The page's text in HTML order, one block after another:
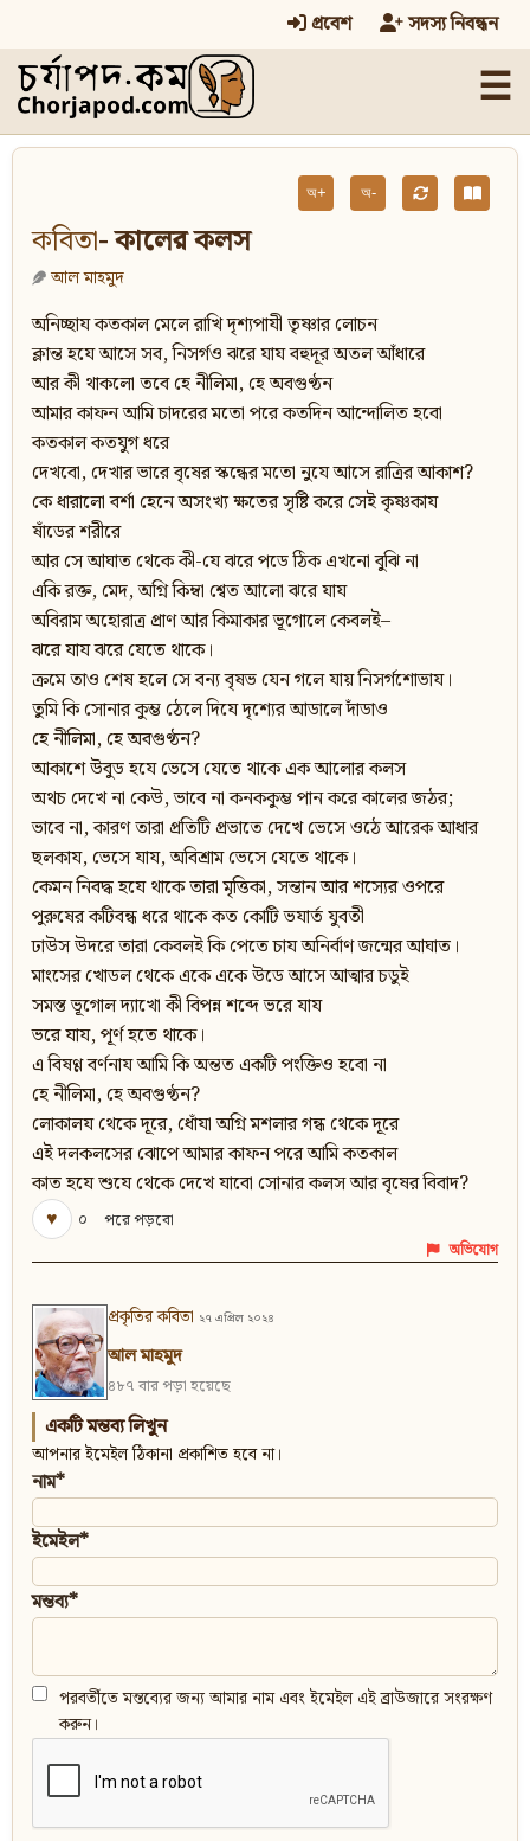
প্রবেশ সদস্য নিবন্ধন
☰
অ+ অ-
কবিতা- কালের কলস
আল মাহমুদ
অনিচ্ছায কতকাল মেলে রাখি দৃশ্যপাযী তৃষ্ণার লোচন
ক্লান্ত হযে আসে সব, নিসর্গও ঝরে যায বহুদূর অতল আঁধারে
আর কী থাকলো তবে হে নীলিমা, হে অবগুণ্ঠন
আমার কাফন আমি চাদরের মতো পরে কতদিন আন্দোলিত হবো
কতকাল কতযুগ ধরে
দেখবো, দেখার ভারে বৃষের স্কন্ধের মতো নুযে আসে রাত্রির আকাশ?
কে ধারালো বর্শা হেনে অসংখ্য ক্ষতের সৃষ্টি করে সেই কৃষ্ণকায
ষাঁডের শরীরে
আর সে আঘাত থেকে কী-যে ঝরে পডে ঠিক এখনো বুঝি না
একি রক্ত, মেদ, অগ্নি কিম্বা শ্বেত আলো ঝরে যায
অবিরাম অহোরাত্র প্রাণ আর কিমাকার ভূগোলে কেবলই–
ঝরে যায ঝরে যেতে থাকে।
ক্রমে তাও শেষ হলে সে বন্য বৃষভ যেন গলে যায় নিসর্গশোভায।
তুমি কি সোনার কুম্ভ ঠেলে দিযে দৃশ্যের আডালে দাঁডাও
হে নীলিমা, হে অবগুণ্ঠন?
আকাশে উবুড হযে ভেসে যেতে থাকে এক আলোর কলস
অথচ দেখে না কেউ, ভাবে না কনককুম্ভ পান করে কালের জঠর;
ভাবে না, কারণ তারা প্রতিটি প্রভাতে দেখে ভেসে ওঠে আরেক আধার
ছলকায, ভেসে যায, অবিশ্রাম ভেসে যেতে থাকে।
কেমন নিবদ্ধ হযে থাকে তারা মৃত্তিকা, সন্তান আর শস্যের ওপরে
পুরুষের কটিবন্ধ ধরে থাকে কত কোটি ভযার্ত যুবতী
ঢাউস উদরে তারা কেবলই কি পেতে চায অনির্বাণ জন্মের আঘাত।
মাংসের খোডল থেকে একে একে উডে আসে আত্মার চডুই
সমস্ত ভূগোল দ্যাখো কী বিপন্ন শব্দে ভরে যায
ভরে যায, পূর্ণ হতে থাকে।
এ বিষণ্ণ বর্ণনায আমি কি অন্তত একটি পংক্তিও হবো না
হে নীলিমা, হে অবগুণ্ঠন?
লোকালয থেকে দূরে, ধোঁযা অগ্নি মশলার গন্ধ থেকে দূরে
এই দলকলসের ঝোপে আমার কাফন পরে আমি কতকাল
কাত হযে শুযে থেকে দেখে যাবো সোনার কলস আর বৃষের বিবাদ?
♥
০ পরে পড়বো
অভিযোগ
প্রকৃতির কবিতা ২৭ এপ্রিল ২০২৪
আল মাহমুদ
৪৮৭ বার পড়া হয়েছে
একটি মন্তব্য লিখুন
আপনার ইমেইল ঠিকানা প্রকাশিত হবে না।
নাম*
ইমেইল*
মন্তব্য*
পরবর্তীতে মন্তব্যের জন্য আমার নাম এবং ইমেইল এই ব্রাউজারে সংরক্ষণ
করুন।